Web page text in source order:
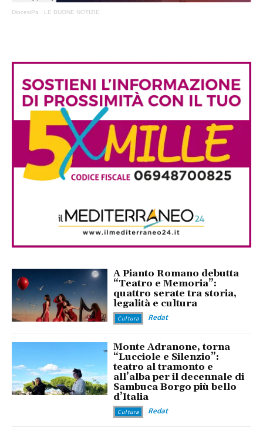
DiocesiPa · LE BUONE NOTIZIE
A Pianto Romano debutta
“Teatro e Memoria”:
quattro serate tra storia,
legalità e cultura
Cultura Redat
Monte Adranone, torna
“Lucciole e Silenzio”:
teatro al tramonto e
all’alba per il decennale di
Sambuca Borgo più bello
d’Italia
Cultura Redat